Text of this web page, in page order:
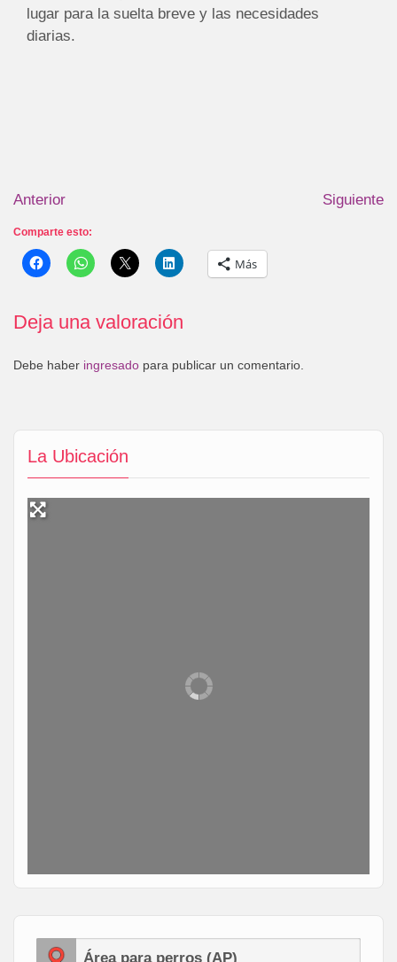
La Ubicación
Área para perros (AP)
lugar para la suelta breve y las necesidades
diarias.
Anterior Siguiente
Comparte esto:
Más
Deja una valoración
Debe haber ingresado para publicar un comentario.